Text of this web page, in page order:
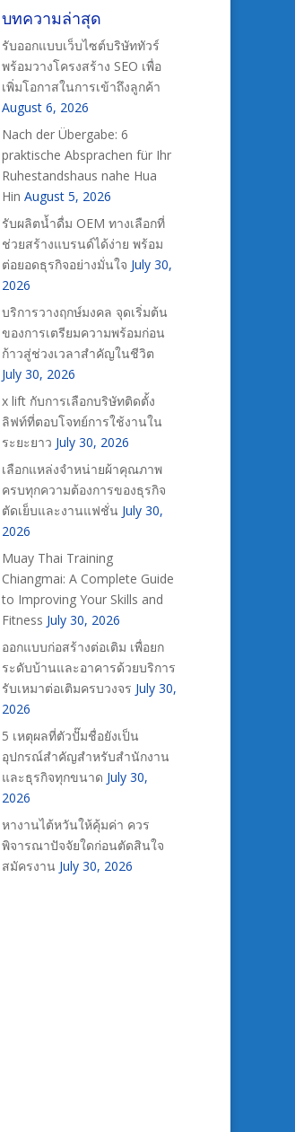
บทความล่าสุด
รับออกแบบเว็บไซต์บริษัททัวร์
พร้อมวางโครงสร้าง SEO เพื่อ
เพิ่มโอกาสในการเข้าถึงลูกค้า
August 6, 2026
Nach der Übergabe: 6
praktische Absprachen für Ihr
Ruhestandshaus nahe Hua
Hin August 5, 2026
รับผลิตน้ำดื่ม OEM ทางเลือกที่
ช่วยสร้างแบรนด์ได้ง่าย พร้อม
ต่อยอดธุรกิจอย่างมั่นใจ July 30,
2026
บริการวางฤกษ์มงคล จุดเริ่มต้น
ของการเตรียมความพร้อมก่อน
ก้าวสู่ช่วงเวลาสำคัญในชีวิต
July 30, 2026
x lift กับการเลือกบริษัทติดตั้ง
ลิฟท์ที่ตอบโจทย์การใช้งานใน
ระยะยาว July 30, 2026
เลือกแหล่งจำหน่ายผ้าคุณภาพ
ครบทุกความต้องการของธุรกิจ
ตัดเย็บและงานแฟชั่น July 30,
2026
Muay Thai Training
Chiangmai: A Complete Guide
to Improving Your Skills and
Fitness July 30, 2026
ออกแบบก่อสร้างต่อเติม เพื่อยก
ระดับบ้านและอาคารด้วยบริการ
รับเหมาต่อเติมครบวงจร July 30,
2026
5 เหตุผลที่ตัวปั๊มชื่อยังเป็น
อุปกรณ์สำคัญสำหรับสำนักงาน
และธุรกิจทุกขนาด July 30,
2026
หางานไต้หวันให้คุ้มค่า ควร
พิจารณาปัจจัยใดก่อนตัดสินใจ
สมัครงาน July 30, 2026